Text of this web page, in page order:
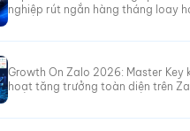
nghiệp rút ngắn hàng tháng loay
Growth On Zalo 2026: Master Key
hoạt tăng trưởng toàn diện trên